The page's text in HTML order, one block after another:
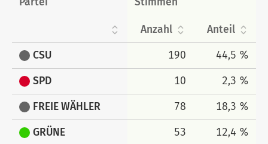
Anzahl Anteil
CSU 190 44,5 %
SPD 10 2,3 %
FREIE WÄHLER 78 18,3 %
GRÜNE 53 12,4 %